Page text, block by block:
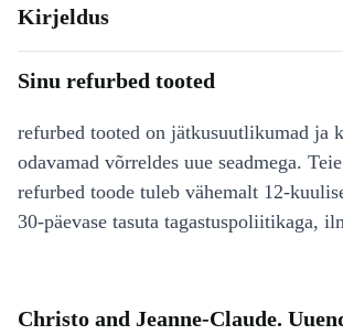
Kirjeldus
Sinu refurbed tooted
refurbed tooted on jätkusuutlikumad ja
odavamad võrreldes uue seadmega.
refurbed toode tuleb vähemalt 12-
30-päevase tasuta tagastuspoliitikaga,
Christo and Jeanne-Claude.